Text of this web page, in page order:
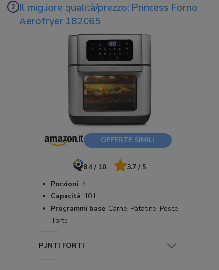
Il migliore qualità/prezzo: Princess Forno
Aerofryer 182065
OFFERTE SIMILI
8.4 / 10 3.7 / 5
Porzioni: 4
Capacità: 10 l
Programmi base: Carne, Patatine, Pesce,
Torte
PUNTI FORTI